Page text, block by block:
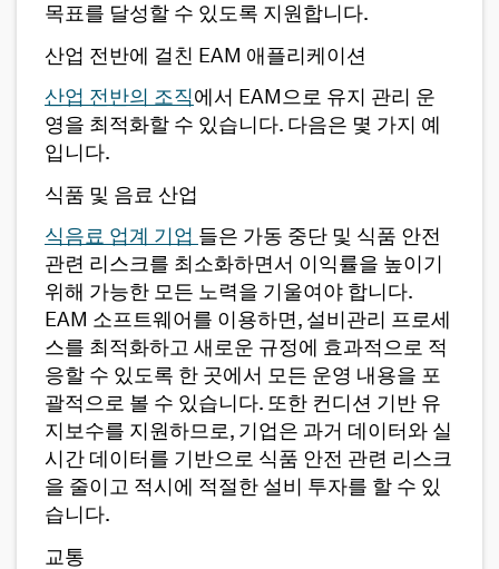
목표를 달성할 수 있도록 지원합니다.
산업 전반에 걸친 EAM 애플리케이션
산업 전반의 조직에서 EAM으로 유지 관리 운
영을 최적화할 수 있습니다. 다음은 몇 가지 예
입니다.
식품 및 음료 산업
식음료 업계 기업 들은 가동 중단 및 식품 안전
관련 리스크를 최소화하면서 이익률을 높이기
위해 가능한 모든 노력을 기울여야 합니다.
EAM 소프트웨어를 이용하면, 설비관리 프로세
스를 최적화하고 새로운 규정에 효과적으로 적
응할 수 있도록 한 곳에서 모든 운영 내용을 포
괄적으로 볼 수 있습니다. 또한 컨디션 기반 유
지보수를 지원하므로, 기업은 과거 데이터와 실
시간 데이터를 기반으로 식품 안전 관련 리스크
을 줄이고 적시에 적절한 설비 투자를 할 수 있
습니다.
교통